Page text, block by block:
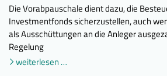
Die Vorabpauschale dient dazu, die
Investmentfonds sicherzustellen, auch
als Ausschüttungen an die Anleger
Regelung
weiterlesen …